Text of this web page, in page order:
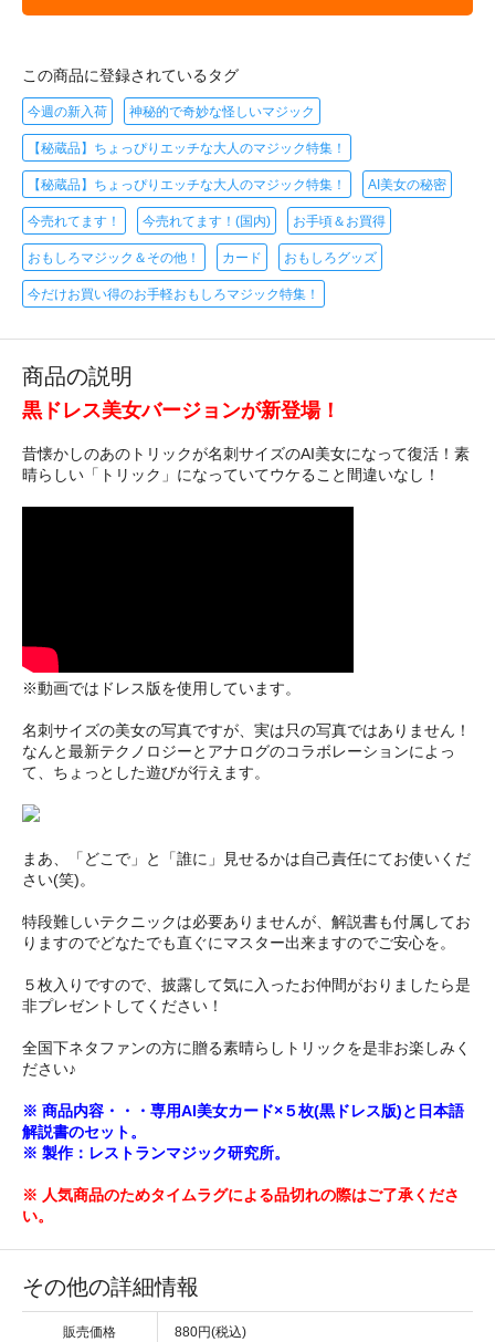
この商品に登録されているタグ
今週の新入荷 神秘的で奇妙な怪しいマジック
【秘蔵品】ちょっぴりエッチな大人のマジック特集！
【秘蔵品】ちょっぴりエッチな大人のマジック特集！ AI美女の秘密
今売れてます！ 今売れてます！(国内) お手頃＆お買得
おもしろマジック＆その他！ カード おもしろグッズ
今だけお買い得のお手軽おもしろマジック特集！
商品の説明
黒ドレス美女バージョンが新登場！
昔懐かしのあのトリックが名刺サイズのAI美女になって復活！素
晴らしい「トリック」になっていてウケること間違いなし！
※動画ではドレス版を使用しています。
名刺サイズの美女の写真ですが、実は只の写真ではありません！
なんと最新テクノロジーとアナログのコラボレーションによっ
て、ちょっとした遊びが行えます。
まあ、「どこで」と「誰に」見せるかは自己責任にてお使いくだ
さい(笑)。
特段難しいテクニックは必要ありませんが、解説書も付属してお
りますのでどなたでも直ぐにマスター出来ますのでご安心を。
５枚入りですので、披露して気に入ったお仲間がおりましたら是
非プレゼントしてください！
全国下ネタファンの方に贈る素晴らしトリックを是非お楽しみく
ださい♪
※ 商品内容・・・専用AI美女カード×５枚(黒ドレス版)と日本語
解説書のセット。
※ 製作：レストランマジック研究所。
※ 人気商品のためタイムラグによる品切れの際はご了承くださ
い。
その他の詳細情報
販売価格 880円(税込)